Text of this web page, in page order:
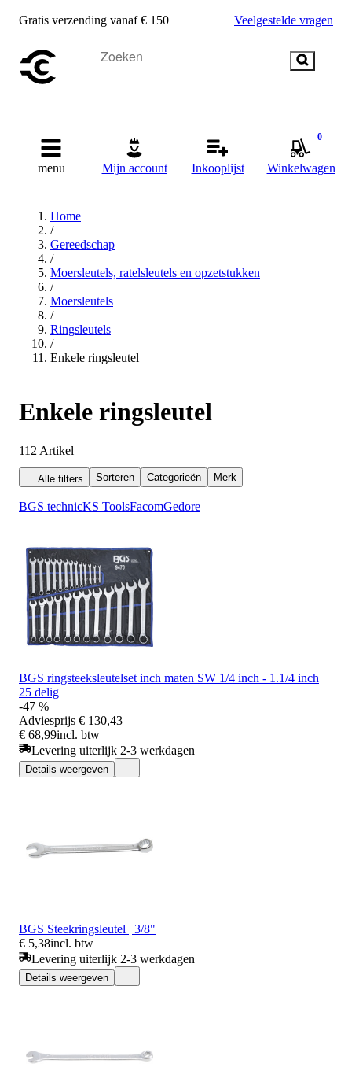
Gratis verzending vanaf € 150 Veelgestelde vragen
menu Mijn account Inkooplijst
0
Winkelwagen
Home
/
Gereedschap
/
Moersleutels, ratelsleutels en opzetstukken
/
Moersleutels
/
Ringsleutels
/
Enkele ringsleutel
Enkele ringsleutel
112 Artikel
Alle filters Sorteren Categorieën Merk
BGS technicKS ToolsFacomGedore
BGS ringsteeksleutelset inch maten SW 1/4 inch - 1.1/4 inch
25 delig
-47 %
Adviesprijs € 130,43
€ 68,99incl. btw
Levering uiterlijk 2-3 werkdagen
Details weergeven
BGS Steekringsleutel | 3/8"
€ 5,38incl. btw
Levering uiterlijk 2-3 werkdagen
Details weergeven